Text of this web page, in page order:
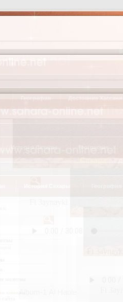
География Достояние